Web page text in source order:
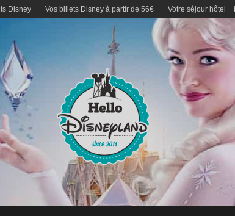
Disney Vos billets Disney à partir de 56€ Votre séjour hôtel +